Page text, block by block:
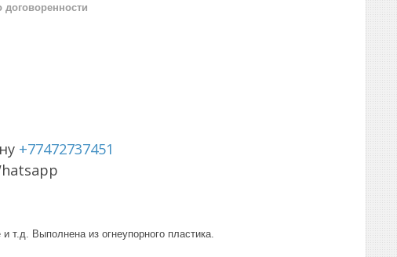
договоренности
+77472737451
т.д. Выполнена из огнеупорного пластика.